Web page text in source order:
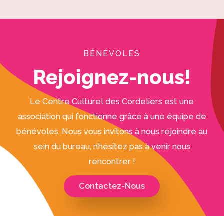
BÉNÉVOLES
Rejoignez-nous!
Le Centre Culturel des Cordeliers est une
association qui fonctionne grâce à une équipe de
bénévoles. Nous vous invitons à nous rejoindre au
sein du bureau, n’hésitez pas à venir nous
rencontrer !
Contactez-Nous